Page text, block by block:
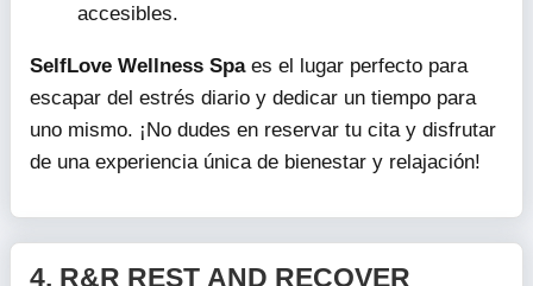
accesibles.
SelfLove Wellness Spaes el lugar perfecto para
escapar del estrés diario y dedicar un tiempo para
uno mismo. ¡No dudes en reservar tu cita y disfrutar
de una experiencia única de bienestar y relajación!
4. R&R REST AND RECOVER